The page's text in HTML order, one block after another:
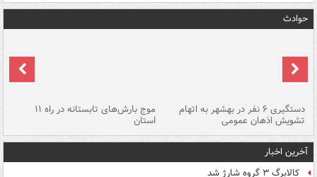
حوادث
دستگیری ۶ نفر در بهشهر به اتهام
تشویش اذهان عمومی
موج بارش‌های تابستانه در راه ۱۱
استان
آخرین اخبار
کالابرگ ۳ گروه شارژ شد